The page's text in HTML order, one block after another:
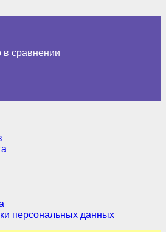
в сравнении
персональных данных